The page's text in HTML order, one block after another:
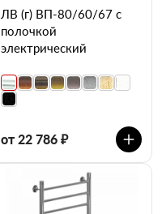
ЛВ (г) ВП-80/60/67 с
полочкой
электрический
от 22 786 ₽